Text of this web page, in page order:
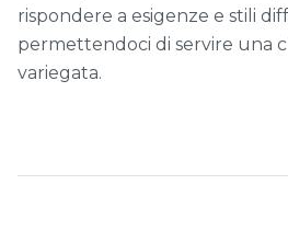
rispondere a esigenze e stili
permettendoci di servire una
variegata.